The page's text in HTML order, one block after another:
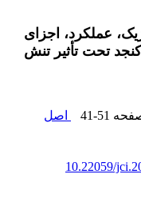
عملکرد، اجزای
تحت تأثیر تنش
41-51
اصل
10.22059/